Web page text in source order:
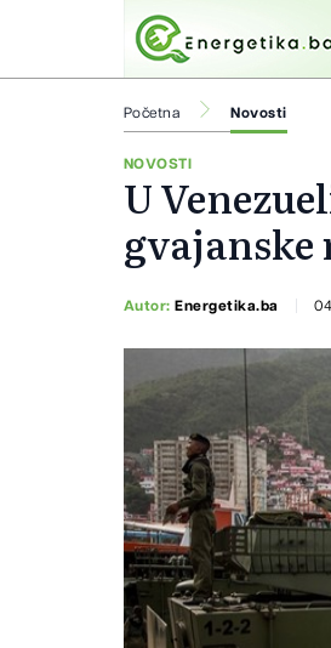
Početna Novosti
NOVOSTI
U
gvajanske
Autor:Energetika.ba